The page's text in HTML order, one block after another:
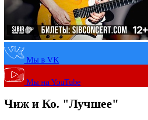
Мы в VK
Мы на YouTube
Чиж и Ко. "Лучшее"